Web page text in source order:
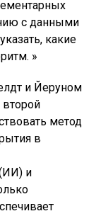
с данными
какие
»
и Йеруном
метод
в
и